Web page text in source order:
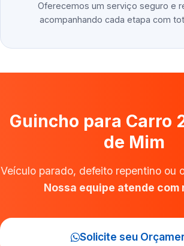
Oferecemos um serviço seguro e
acompanhando cada etapa com
Guincho para Carro
de Mim
Veículo parado, defeito repentino ou
Nossa equipe atende com
Solicite seu